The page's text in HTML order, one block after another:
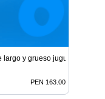
y grueso juguetes
PEN 163.00